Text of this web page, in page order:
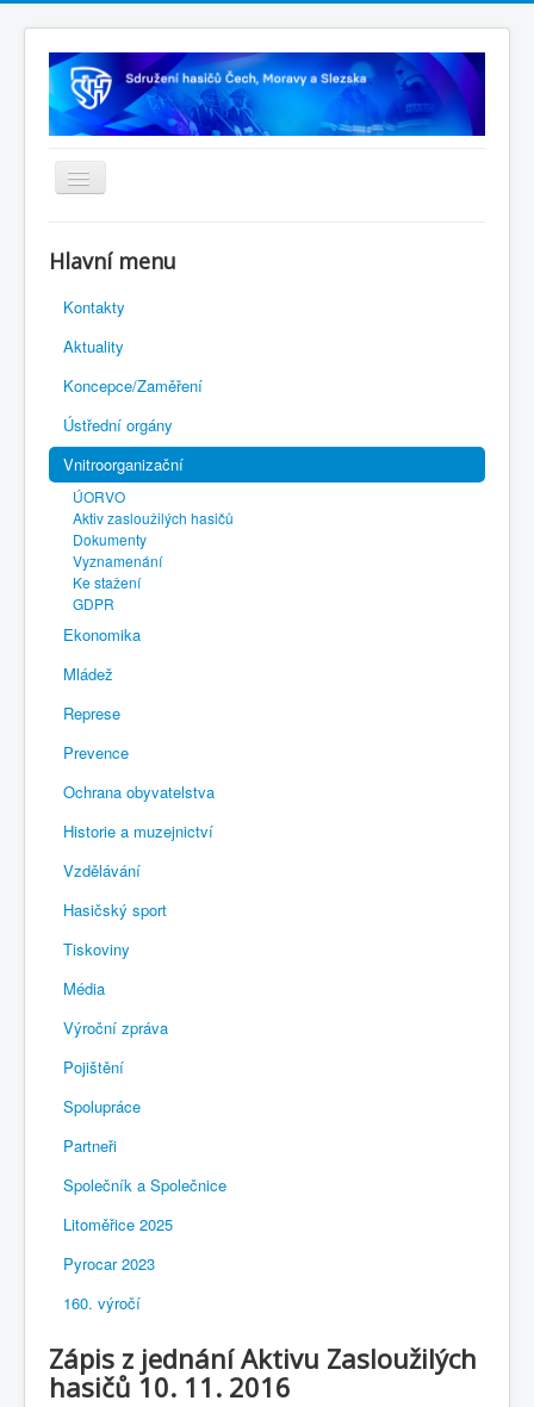
Rejstřík sportu
Novelizace Stanov SH ČMS
Plán činnosti 2026
Kalendář akcí
Výhody pro členy
Portál REDENOX
Hlavní menu
Kontakty
Aktuality
Koncepce/Zaměření
Ústřední orgány
Vnitroorganizační
ÚORVO
Aktiv zasloužilých hasičů
Dokumenty
Vyznamenání
Ke stažení
GDPR
Ekonomika
Mládež
Represe
Prevence
Ochrana obyvatelstva
Historie a muzejnictví
Vzdělávání
Hasičský sport
Tiskoviny
Média
Výroční zpráva
Pojištění
Spolupráce
Partneři
Společník a Společnice
Litoměřice 2025
Pyrocar 2023
160. výročí
Zápis z jednání Aktivu Zasloužilých
hasičů 10. 11. 2016